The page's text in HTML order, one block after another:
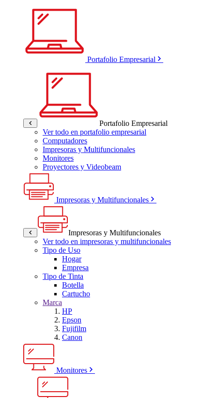
Portafolio Empresarial
Portafolio Empresarial
Ver todo en portafolio empresarial
Computadores
Impresoras y Multifuncionales
Monitores
Proyectores y Videobeam
Impresoras y Multifuncionales
Impresoras y Multifuncionales
Ver todo en impresoras y multifuncionales
Tipo de Uso
Hogar
Empresa
Tipo de Tinta
Botella
Cartucho
Marca
HP
Epson
Fujifilm
Canon
Monitores